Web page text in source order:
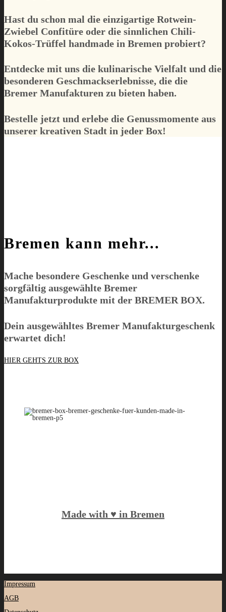
Hast du schon mal die einzigartige Rotwein-
Zwiebel Confitüre oder die sinnlichen Chili-
Kokos-Trüffel handmade in Bremen probiert?
Entdecke mit uns die kulinarische Vielfalt und die
besonderen Geschmackserlebnisse, die die
Bremer Manufakturen zu bieten haben.
Bestelle jetzt und erlebe die Genussmomente aus
unserer kreativen Stadt in jeder Box!
Bremen kann mehr...
Mache besondere Geschenke und verschenke
sorgfältig ausgewählte Bremer
Manufakturprodukte mit der BREMER BOX.
Dein ausgewähltes Bremer Manufakturgeschenk
erwartet dich!
HIER GEHTS ZUR BOX
Made with ♥️ in Bremen
Impressum
AGB